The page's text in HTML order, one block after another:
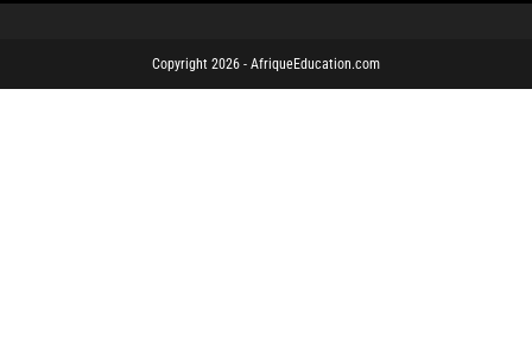
Copyright 2026 - AfriqueEducation.com